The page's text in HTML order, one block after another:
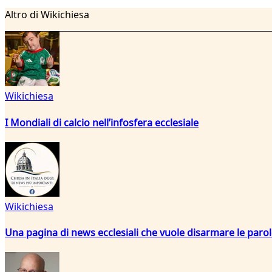
Altro di Wikichiesa
Wikichiesa
I Mondiali di calcio nell’infosfera ecclesiale
Wikichiesa
Una pagina di news ecclesiali che vuole disarmare le